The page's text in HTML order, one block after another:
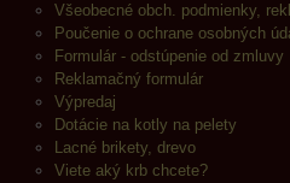
Všeobecné obch. podmienky,
Poučenie o ochrane osobných
Formulár - odstúpenie od zmluvy
Reklamačný formulár
Výpredaj
Dotácie na kotly na pelety
Lacné brikety, drevo
Viete aký krb chcete?